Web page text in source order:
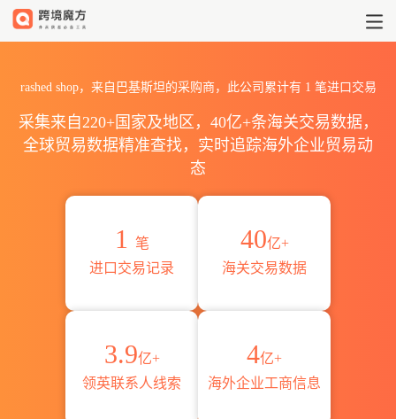
rashed shop，来自巴基斯坦的采购商，此公司累计有 1 笔进口交易
采集来自220+国家及地区，40亿+条海关交易数据，
全球贸易数据精准查找，实时追踪海外企业贸易动
态
1
笔
进口交易记录
40亿+
海关交易数据
3.9亿+
领英联系人线索
4亿+
海外企业工商信息